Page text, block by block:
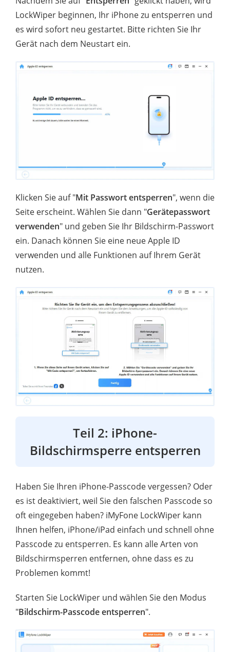
LockWiper beginnen, Ihr iPhone zu entsperren und
es wird sofort neu gestartet. Bitte richten Sie Ihr
Gerät nach dem Neustart ein.
Klicken Sie auf "Mit Passwort entsperren", wenn die
Seite erscheint. Wählen Sie dann "Gerätepasswort
verwenden" und geben Sie Ihr Bildschirm-Passwort
ein. Danach können Sie eine neue Apple ID
verwenden und alle Funktionen auf Ihrem Gerät
nutzen.
Teil 2: iPhone-
Bildschirmsperre entsperren
Haben Sie Ihren iPhone-Passcode vergessen? Oder
es ist deaktiviert, weil Sie den falschen Passcode so
oft eingegeben haben? iMyFone LockWiper kann
Ihnen helfen, iPhone/iPad einfach und schnell ohne
Passcode zu entsperren. Es kann alle Arten von
Bildschirmsperren entfernen, ohne dass es zu
Problemen kommt!
Starten Sie LockWiper und wählen Sie den Modus
"Bildschirm-Passcode entsperren".